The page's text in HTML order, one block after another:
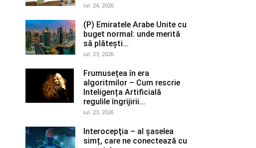
iul. 24, 2026
(P) Emiratele Arabe Unite cu
buget normal: unde merită
să plătești...
iul. 23, 2026
Frumusețea în era
algoritmilor – Cum rescrie
Inteligența Artificială
regulile îngrijirii...
iul. 23, 2026
Interocepţia – al șaselea
simț, care ne conectează cu